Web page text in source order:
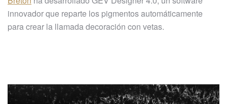
innovador que reparte los pigmentos automáticamente
para crear la llamada decoración con vetas.